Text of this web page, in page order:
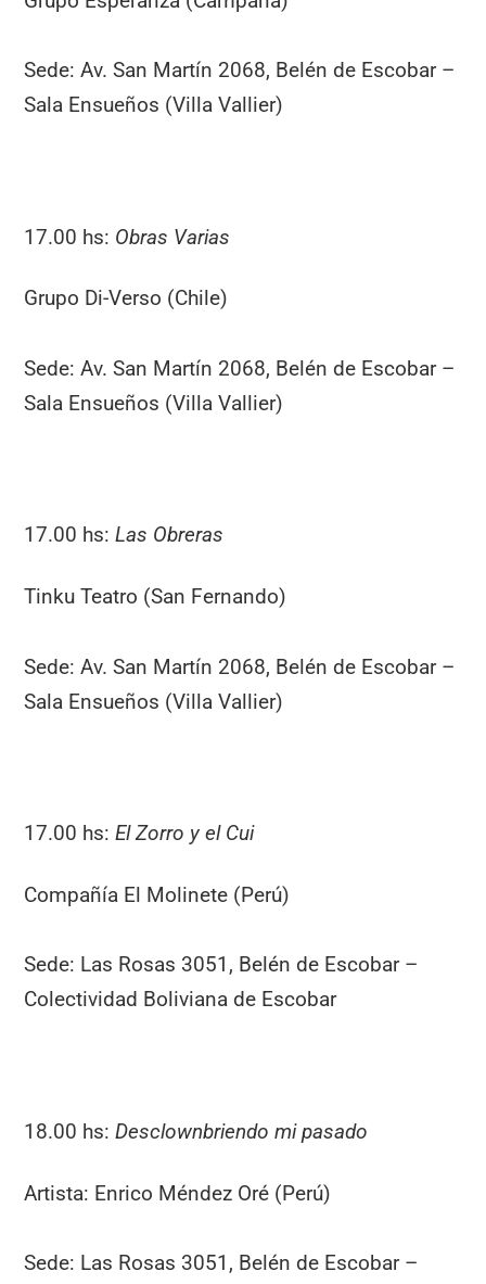
Sede: Av. San Martín 2068, Belén de Escobar –
Sala Ensueños (Villa Vallier)
17.00 hs: Obras Varias
Grupo Di-Verso (Chile)
Sede: Av. San Martín 2068, Belén de Escobar –
Sala Ensueños (Villa Vallier)
17.00 hs:Las Obreras
Tinku Teatro (San Fernando)
Sede: Av. San Martín 2068, Belén de Escobar –
Sala Ensueños (Villa Vallier)
17.00 hs:El Zorro y el Cui
Compañía El Molinete (Perú)
Sede: Las Rosas 3051, Belén de Escobar –
Colectividad Boliviana de Escobar
18.00 hs:Desclownbriendo mi pasado
Artista: Enrico Méndez Oré (Perú)
Sede: Las Rosas 3051, Belén de Escobar –